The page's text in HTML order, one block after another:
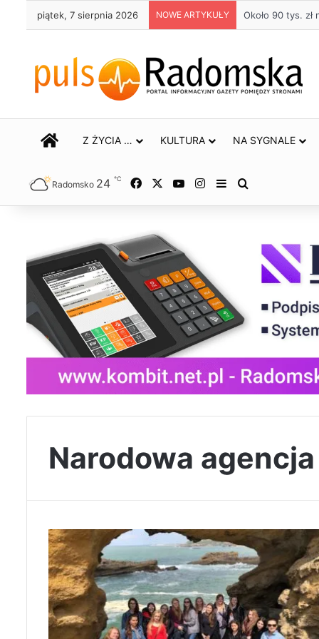
piątek, 7 sierpnia 2026 NOWE ARTYKUŁY Około 90 tys.
STRONA GŁÓWNA
Z ŻYCIA … KULTURA NA SYGNALE
Radomsko 24 ℃ Facebook YouTubeInstagram
Sidebar
Narodowa